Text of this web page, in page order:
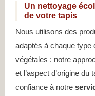
Un nettoyage
de votre tapis
Nous utilisons des
adaptés à chaque type
végétales : notre
et l’aspect d’origine
confiance à notre